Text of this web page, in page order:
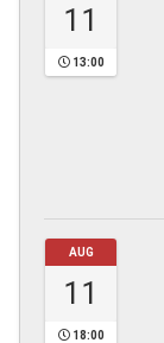
11
13:00
AUG
11
18:00